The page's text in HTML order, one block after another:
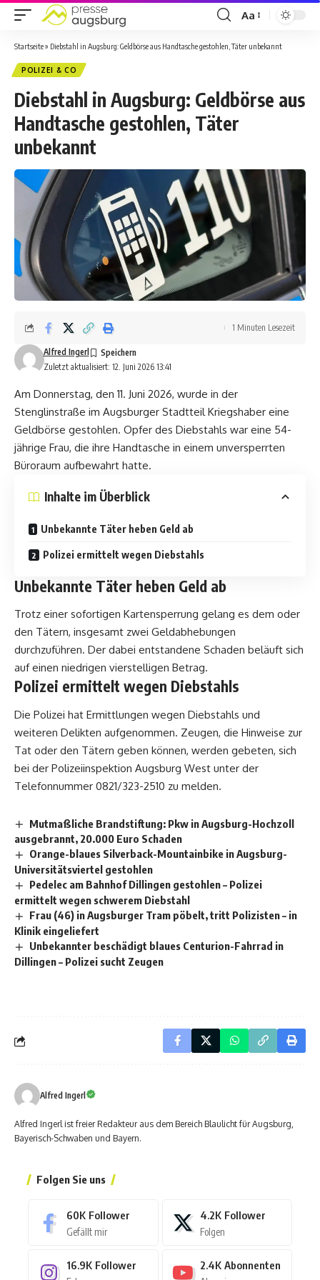
Aa
Startseite» Diebstahl in Augsburg: Geldbörse aus Handtasche gestohlen, Täter unbekannt
POLIZEI & CO
Diebstahl in Augsburg: Geldbörse aus
Handtasche gestohlen, Täter
unbekannt
Zuletzt aktualisiert: 12. Juni 2026 13:41
Alfred Ingerl
1 Minuten Lesezeit
Am Donnerstag, den 11. Juni 2026, wurde in der
Stenglinstraße im Augsburger Stadtteil Kriegshaber eine
Geldbörse gestohlen. Opfer des Diebstahls war eine 54-
jährige Frau, die ihre Handtasche in einem unversperrten
Büroraum aufbewahrt hatte.
Inhalte im Überblick
Unbekannte Täter heben Geld ab
Polizei ermittelt wegen Diebstahls
Unbekannte Täter heben Geld ab
Trotz einer sofortigen Kartensperrung gelang es dem oder
den Tätern, insgesamt zwei Geldabhebungen
durchzuführen. Der dabei entstandene Schaden beläuft sich
auf einen niedrigen vierstelligen Betrag.
Polizei ermittelt wegen Diebstahls
Die Polizei hat Ermittlungen wegen Diebstahls und
weiteren Delikten aufgenommen. Zeugen, die Hinweise zur
Tat oder den Tätern geben können, werden gebeten, sich
bei der Polizeiinspektion Augsburg West unter der
Telefonnummer 0821/323-2510 zu melden.
Mutmaßliche Brandstiftung: Pkw in Augsburg-Hochzoll
ausgebrannt, 20.000 Euro Schaden
Orange-blaues Silverback-Mountainbike in Augsburg-
Universitätsviertel gestohlen
Pedelec am Bahnhof Dillingen gestohlen – Polizei
ermittelt wegen schwerem Diebstahl
Frau (46) in Augsburger Tram pöbelt, tritt Polizisten – in
Klinik eingeliefert
Unbekannter beschädigt blaues Centurion-Fahrrad in
Dillingen – Polizei sucht Zeugen
Alfred Ingerl
Alfred Ingerl ist freier Redakteur aus dem Bereich Blaulicht für Augsburg,
Bayerisch-Schwaben und Bayern.
Folgen Sie uns
60K Follower
Gefällt mir
4.2K Follower
Folgen
16.9K Follower 2.4K Abonnenten